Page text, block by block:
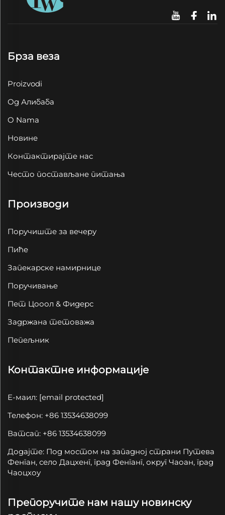
Брза веза
Proizvodi
Од Алибаба
O Nama
Новине
Контактирајте нас
Често постављане питања
Производи
Поручиште за вечеру
Пиће
Запекарске намирнице
Поручивање
Пет Цооол & Фидерс
Задржана тетоважа
Пепељник
Контактне информације
Е-маил: [email protected]
Телефон: +86 13534638099
Ватсап: +86 13534638099
Додајте: Под мостом на западној страни Путева
Фенган, село Дацхенг, град Фенганг, округ Чаоан, град
Чаоцхоу
Препоручите нам нашу новинску